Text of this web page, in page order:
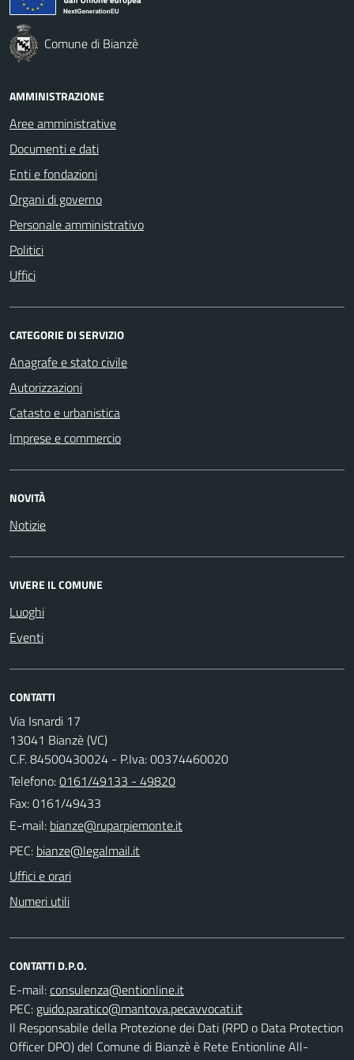
Comune di Bianzè
AMMINISTRAZIONE
Aree amministrative
Documenti e dati
Enti e fondazioni
Organi di governo
Personale amministrativo
Politici
Uffici
CATEGORIE DI SERVIZIO
Anagrafe e stato civile
Autorizzazioni
Catasto e urbanistica
Imprese e commercio
NOVITÀ
Notizie
VIVERE IL COMUNE
Luoghi
Eventi
CONTATTI
Via Isnardi 17
13041 Bianzè (VC)
C.F. 84500430024 - P.Iva: 00374460020
Telefono:0161/49133 - 49820
Fax: 0161/49433
E-mail:
PEC:
Uffici e orari
Numeri utili
CONTATTI D.P.O.
E-mail:
PEC:
Il Responsabile della Protezione dei Dati (RPD o Data Protection
Officer DPO) del Comune di Bianzè è Rete Entionline All-